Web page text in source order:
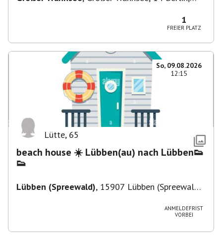
1
FREIER PLATZ
So, 09.08.2026
12:15
Lütte, 65
beach house ☀️ Lübben(au) nach Lübben👟
👟
Lübben (Spreewald), 15907 Lübben (Spreewald),
ANMELDEFRIST
VORBEI